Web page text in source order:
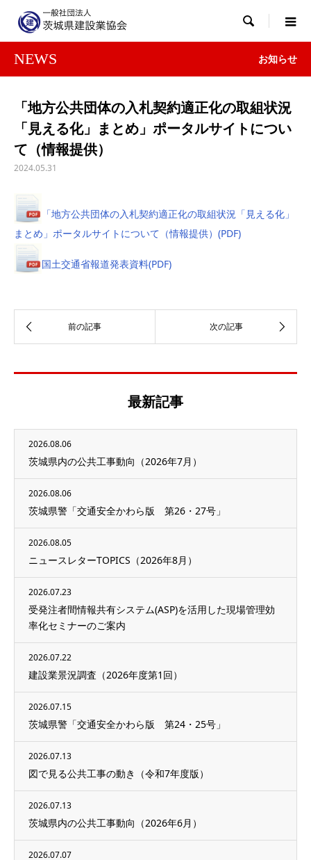

NEWS お知らせ
「地方公共団体の入札契約適正化の取組状況
「見える化」まとめ」ポータルサイトについ
て（情報提供）
2024.05.31
「地方公共団体の入札契約適正化の取組状況「見える化」
まとめ」ポータルサイトについて（情報提供）(PDF)
国土交通省報道発表資料(PDF)
最新記事
2026.08.06
茨城県内の公共工事動向（2026年7月）
2026.08.06
茨城県警「交通安全かわら版 第26・27号」
2026.08.05
ニュースレターTOPICS（2026年8月）
2026.07.23
受発注者間情報共有システム(ASP)を活用した現場管理効
率化セミナーのご案内
2026.07.22
建設業景況調査（2026年度第1回）
2026.07.15
茨城県警「交通安全かわら版 第24・25号」
2026.07.13
図で見る公共工事の動き（令和7年度版）
2026.07.13
茨城県内の公共工事動向（2026年6月）
2026.07.07